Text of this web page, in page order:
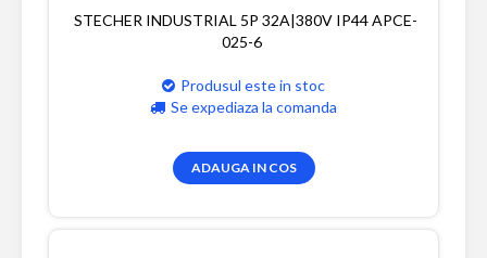
STECHER INDUSTRIAL 5P 32A|380V IP44 APCE-
025-6
Produsul este in stoc
Se expediaza la comanda
ADAUGA IN COS